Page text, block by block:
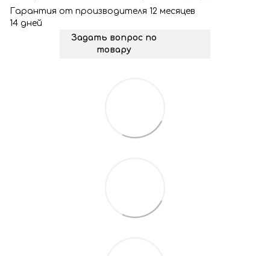
Гарантия от производителя 12 месяцев
14 дней
Задать вопрос по
товару